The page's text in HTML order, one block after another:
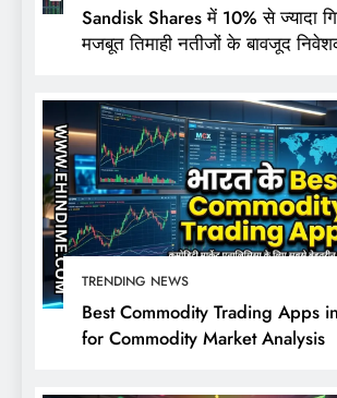
Sandisk Shares में 10% से ज्यादा
मजबूत तिमाही नतीजों के बावजूद
TRENDING NEWS
Best Commodity Trading Apps
for Commodity Market Analysis